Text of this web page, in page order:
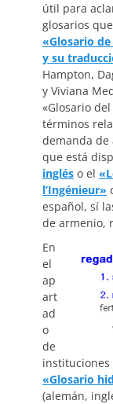
útil para
glosarios
«Glosario
y su
Hampton,
y Viviana
«Glosario
términos
demanda de
que está
inglés o el
l’Ingénieur»
español, sí
de armenio,
En
el
ap
art
ad
o
de
instituciones
«Glosario
(alemán,